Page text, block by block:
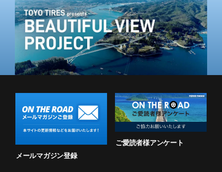
メールマガジン登録
ご愛読者様アンケート